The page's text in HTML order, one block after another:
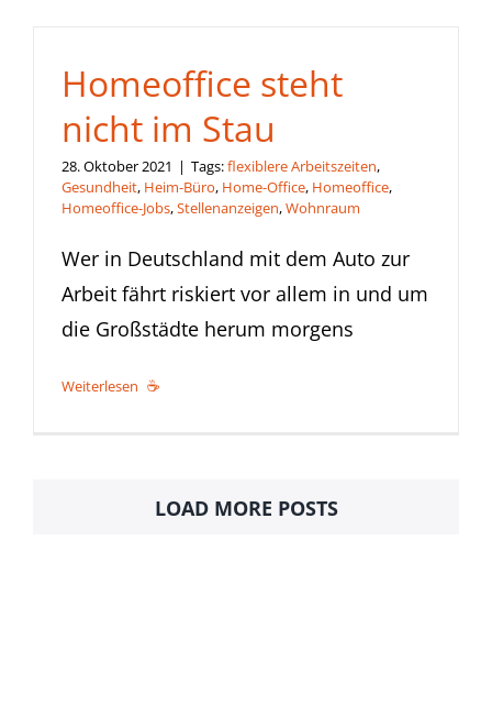
Homeoffice steht
nicht im Stau
28. Oktober 2021 | Tags:flexiblere Arbeitszeiten,
Gesundheit, Heim-Büro, Home-Office, Homeoffice,
Homeoffice-Jobs,Stellenanzeigen,Wohnraum
Wer in Deutschland mit dem Auto zur
Arbeit fährt riskiert vor allem in und um
die Großstädte herum morgens
Weiterlesen
LOAD MORE POSTS